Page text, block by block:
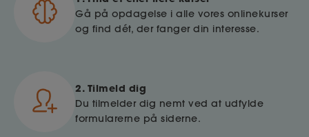
Gå på opdagelse i alle vores onlinekurser
og find dét, der fanger din interesse.
2. Tilmeld dig
Du tilmelder dig nemt ved at udfylde
formularerne på siderne.